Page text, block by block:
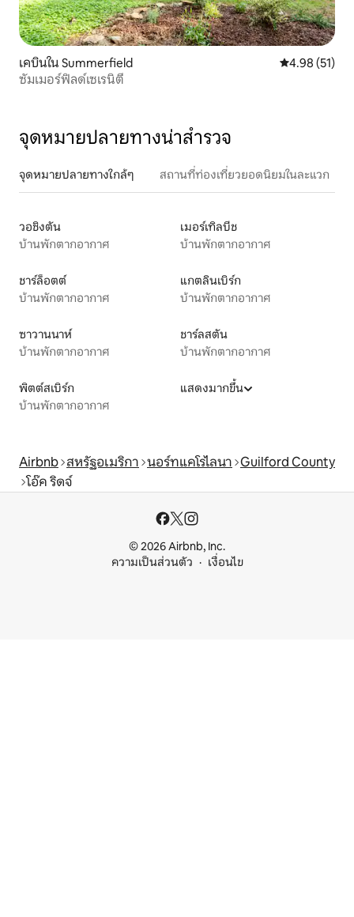
เคบินใน Summerfield คะแนนเฉลี่ย
4.98 (51)
ซัมเมอร์ฟิลด์เซเรนิตี้
จุดหมายปลายทางน่าสำรวจ
จุดหมายปลายทางใกล้ๆ สถานที่ท่องเที่ยวยอดนิยมในละแวก
วอชิงตัน
บ้านพักตากอากาศ
เมอร์เทิลบีช
บ้านพักตากอากาศ
ชาร์ล็อตต์
บ้านพักตากอากาศ
แกตลินเบิร์ก
บ้านพักตากอากาศ
ซาวานนาห์
บ้านพักตากอากาศ
ชาร์ลสตัน
บ้านพักตากอากาศ
พิตต์สเบิร์ก
บ้านพักตากอากาศ
แสดงมากขึ้น
Airbnb สหรัฐอเมริกา นอร์ทแคโรไลนา Guilford County
โอ๊ค ริดจ์
© 2026 Airbnb, Inc.
ความเป็นส่วนตัว
เงื่อนไข